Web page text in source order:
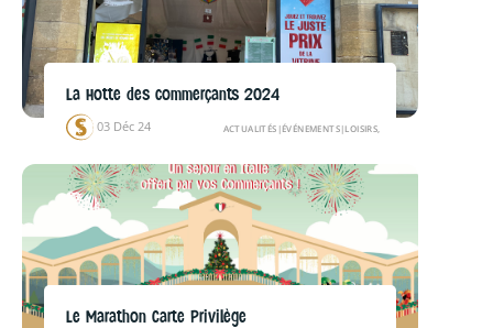
La Hotte des commerçants 2024
03 Déc 24 ACTUALITÉS |ÉVÉNEMENTS|LOISIRS, DIVERTISSEMENTS
Le Marathon Carte Privilège